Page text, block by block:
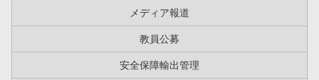
メディア報道
教員公募
安全保障輸出管理